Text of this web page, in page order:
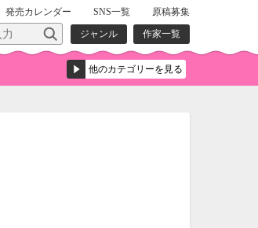
発売カレンダー SNS一覧
原稿募集
ジャンル
作家一覧